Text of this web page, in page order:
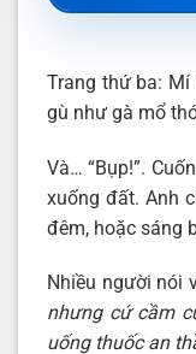
Trang thứ ba:
gù như gà mổ
Và… “Bụp!”.
xuống đất. Anh
đêm, hoặc sáng
Nhiều người nói
nhưng cứ cầm
uống thuốc an